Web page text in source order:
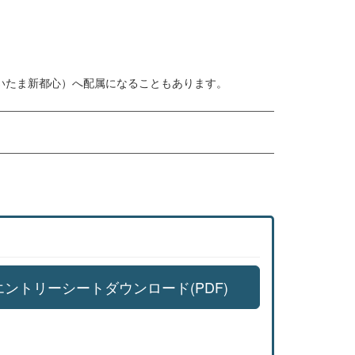
ま新都心）へ配属になることもあります。
トリーシートダウンロード(PDF)